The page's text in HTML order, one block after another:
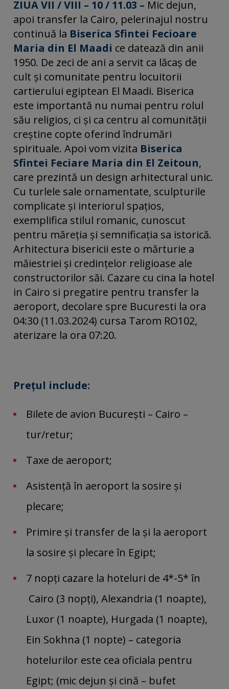
ZIUA VII /VIII – 10 / 11.03 – Mic dejun,
apoi transfer la Cairo, pelerinajul nostru
continuă la Biserica Sfintei Fecioare
Maria din El Maadi ce datează din anii
1950. De zeci de ani a servit ca lăcaș de
cult și comunitate pentru locuitorii
cartierului egiptean El Maadi. Biserica
este importantă nu numai pentru rolul
său religios, ci și ca centru al comunității
creștine copte oferind îndrumări
spirituale. Apoi vom vizita Biserica
Sfintei Feciare Maria din El Zeitoun,
care prezintă un design arhitectural unic.
Cu turlele sale ornamentate, sculpturile
complicate și interiorul spațios,
exemplifica stilul romanic, cunoscut
pentru măreția și semnificația sa istorică.
Arhitectura bisericii este o mărturie a
măiestriei și credințelor religioase ale
constructorilor săi. Cazare cu cina la hotel
in Cairo si pregatire pentru transfer la
aeroport, decolare spre Bucuresti la ora
04:30 (11.03.2024) cursa Tarom RO102,
aterizare la ora 07:20.
Preţul include:
Bilete de avion Bucureşti – Cairo –
tur/retur;
Taxe de aeroport;
Asistenţă în aeroport la sosire şi
plecare;
Primire şi transfer de la şi la aeroport
la sosire şi plecare în Egipt;
7 nopţi cazare la hoteluri de 4*-5* în
Cairo (3 nopţi), Alexandria (1 noapte),
Luxor (1 noapte), Hurgada (1 noapte),
Ein Sokhna (1 nopte) – categoria
hotelurilor este cea oficiala pentru
Egipt; (mic dejun şi cină – bufet